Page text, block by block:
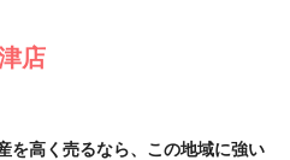
店
を高く売るなら、この地域に強い